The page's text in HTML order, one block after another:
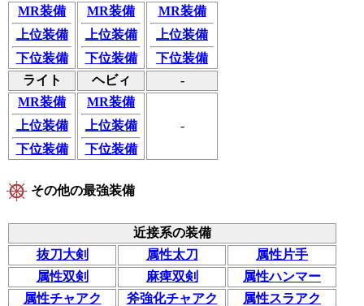
MR装備
上位装備
下位装備
MR装備
上位装備
下位装備
MR装備
上位装備
下位装備
ライト
ヘビィ
-
MR装備
上位装備
下位装備
MR装備
上位装備
下位装備
-
その他の最強装備
近接系の装備
抜刀大剣
属性太刀
属性片手
属性双剣
麻痺双剣
属性ハンマー
属性チャアク
斧強化チャアク
属性スラアク